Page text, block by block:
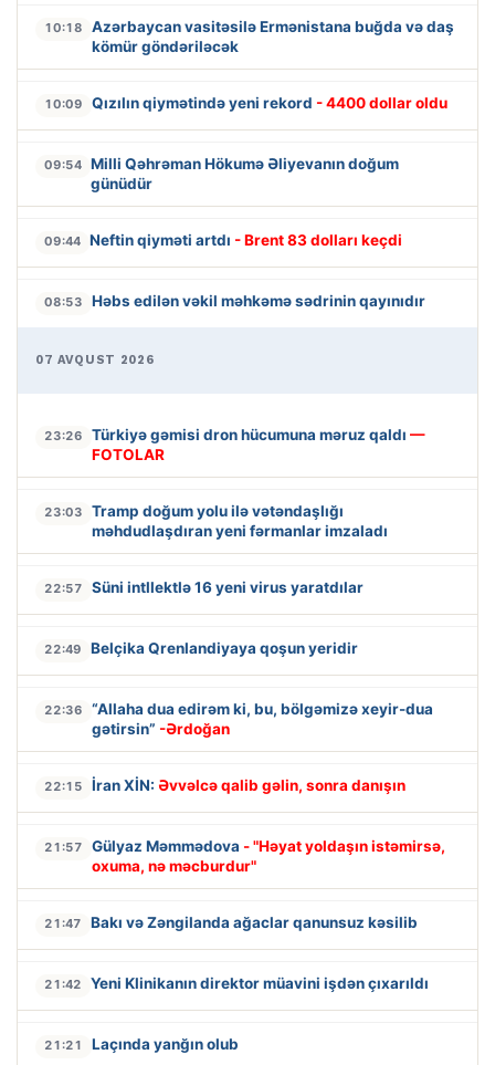
10:18
Azərbaycan vasitəsilə Ermənistana buğda və daş
kömür göndəriləcək
10:09 Qızılın qiymətində yeni rekord - 4400 dollar oldu
09:54 Milli Qəhrəman Hökumə Əliyevanın doğum
günüdür
09:44 Neftin qiyməti artdı - Brent 83 dolları keçdi
08:53 Həbs edilən vəkil məhkəmə sədrinin qayınıdır
07 AVQUST 2026
23:26 Türkiyə gəmisi dron hücumuna məruz qaldı —
FOTOLAR
23:03
Tramp doğum yolu ilə vətəndaşlığı
məhdudlaşdıran yeni fərmanlar imzaladı
22:57 Süni intllektlə 16 yeni virus yaratdılar
22:49 Belçika Qrenlandiyaya qoşun yeridir
22:36
“Allaha dua edirəm ki, bu, bölgəmizə xeyir-dua
gətirsin” -Ərdoğan
22:15 İran XİN: Əvvəlcə qalib gəlin, sonra danışın
21:57 Gülyaz Məmmədova - "Həyat yoldaşın istəmirsə,
oxuma, nə məcburdur"
21:47 Bakı və Zəngilanda ağaclar qanunsuz kəsilib
21:42 Yeni Klinikanın direktor müavini işdən çıxarıldı
21:21 Laçında yanğın olub